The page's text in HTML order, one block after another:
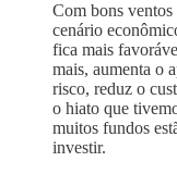
Com bons
cenário
fica mais
mais, aumenta o
risco, reduz o
o hiato que
muitos fundos
investir.